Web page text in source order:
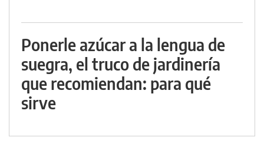
Ponerle azúcar a la lengua de
suegra, el truco de jardinería
que recomiendan: para qué
sirve